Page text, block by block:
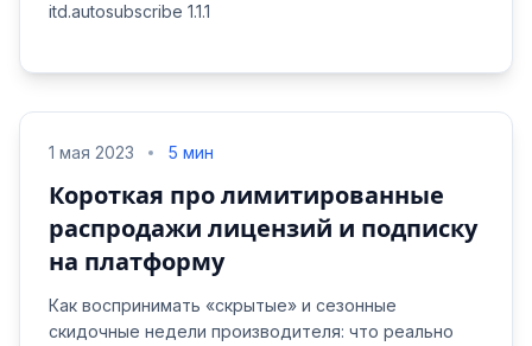
itd.autosubscribe 1.1.1
1 мая 2023 5 мин
Короткая про лимитированные
распродажи лицензий и подписку
на платформу
Как воспринимать «скрытые» и сезонные
скидочные недели производителя: что реально